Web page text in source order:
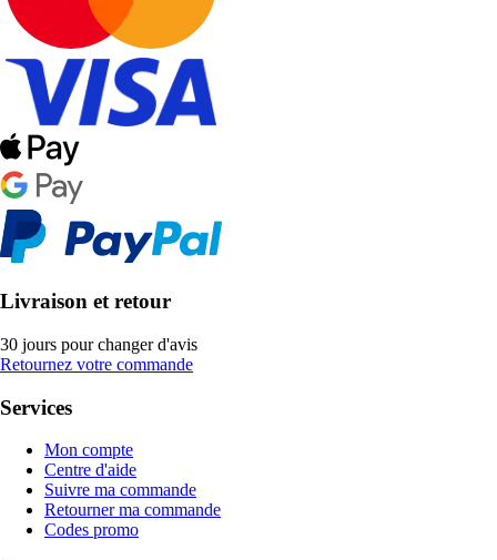
Livraison et retour
30 jours pour changer d'avis
Retournez votre commande
Services
Mon compte
Centre d'aide
Suivre ma commande
Retourner ma commande
Codes promo